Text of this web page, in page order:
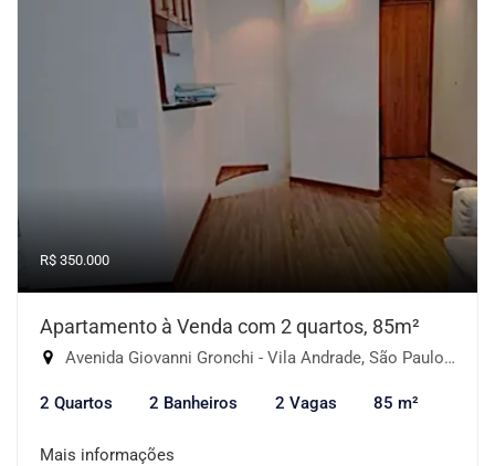
R$ 350.000
Apartamento à Venda com 2 quartos, 85m²
Avenida Giovanni Gronchi - Vila Andrade, São Paulo-SP
2 Quartos 2 Banheiros 2 Vagas 85 m²
Mais informações